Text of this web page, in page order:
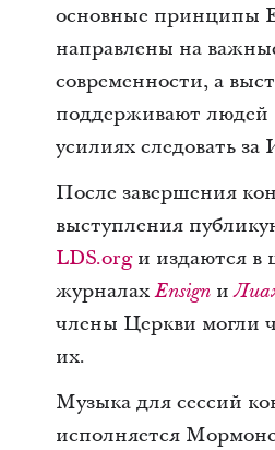
основные принципы
направлены на
современности, а
поддерживают людей
усилиях следовать
После завершения
выступления
LDS.orgи издаются в
журналахEnsign и
члены Церкви могли
их.
Музыка для сессий
исполняется